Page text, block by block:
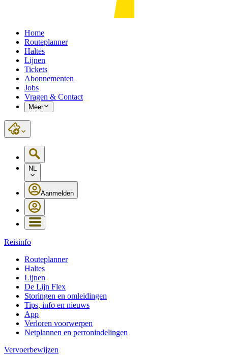
Home
Routeplanner
Haltes
Lijnen
Tickets
Abonnementen
Jobs
Vragen & Contact
Meer
NL
Aanmelden
Reisinfo
Routeplanner
Haltes
Lijnen
De Lijn Flex
Storingen en omleidingen
Tips, info en nieuws
App
Verloren voorwerpen
Netplannen en perronindelingen
Vervoerbewijzen